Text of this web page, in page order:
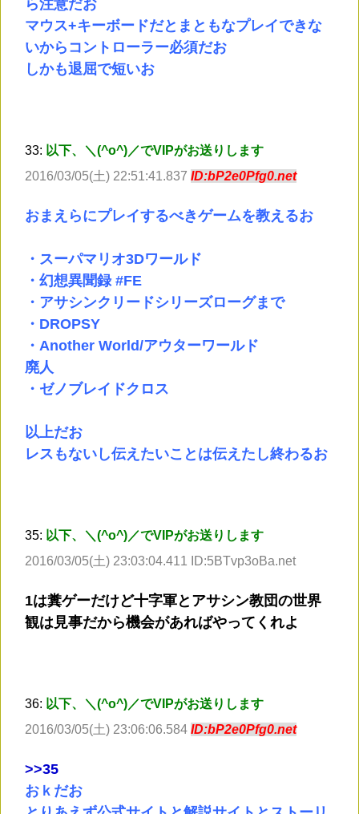
ら注意だお
マウス+キーボードだとまともなプレイできな
いからコントローラー必須だお
しかも退屈で短いお
33: 以下、＼(^o^)／でVIPがお送りします
2016/03/05(土) 22:51:41.837 ID:bP2e0Pfg0.net
おまえらにプレイするべきゲームを教えるお
・スーパマリオ3Dワールド
・幻想異聞録 #FE
・アサシンクリードシリーズローグまで
・DROPSY
・Another World/アウターワールド
廃人
・ゼノブレイドクロス
以上だお
レスもないし伝えたいことは伝えたし終わるお
35: 以下、＼(^o^)／でVIPがお送りします
2016/03/05(土) 23:03:04.411 ID:5BTvp3oBa.net
1は糞ゲーだけど十字軍とアサシン教団の世界
観は見事だから機会があればやってくれよ
36: 以下、＼(^o^)／でVIPがお送りします
2016/03/05(土) 23:06:06.584 ID:bP2e0Pfg0.net
>>35
おｋだお